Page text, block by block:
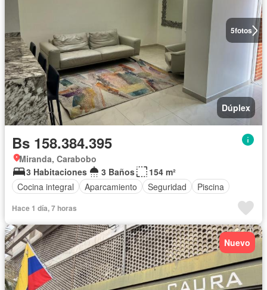
5fotos
Dúplex
Bs 158.384.395
Miranda, Carabobo
3 Habitaciones
3 Baños
154 m²
Cocina integral
Aparcamiento Seguridad Piscina
Hace 1 día, 7 horas
Nuevo